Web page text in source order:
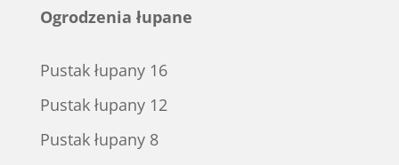
Ogrodzenia łupane
Pustak łupany 16
Pustak łupany 12
Pustak łupany 8